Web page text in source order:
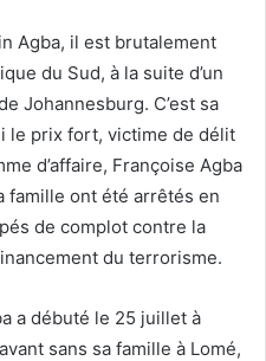
Agba, il est brutalement
du Sud, à la suite d’un
Johannesburg. C’est sa
le prix fort, victime de délit
d’affaire, Françoise Agba
famille ont été arrêtés en
de complot contre la
du terrorisme.
a débuté le 25 juillet à
sans sa famille à Lomé,